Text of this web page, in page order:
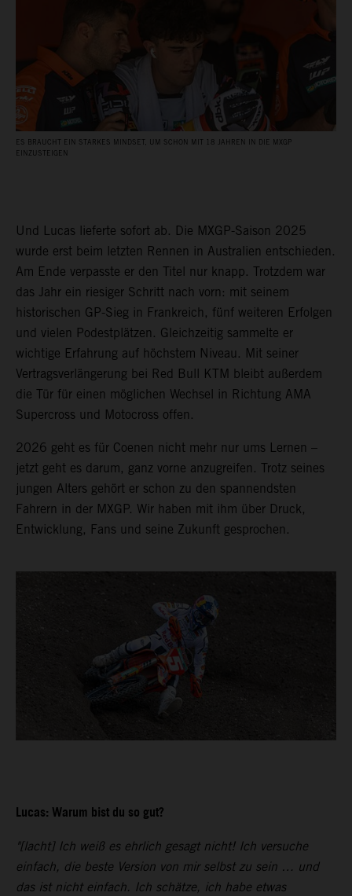
ES BRAUCHT EIN STARKES MINDSET, UM SCHON MIT 18 JAHREN IN DIE MXGP
EINZUSTEIGEN
Und Lucas lieferte sofort ab. Die MXGP-Saison 2025
wurde erst beim letzten Rennen in Australien entschieden.
Am Ende verpasste er den Titel nur knapp. Trotzdem war
das Jahr ein riesiger Schritt nach vorn: mit seinem
historischen GP-Sieg in Frankreich, fünf weiteren Erfolgen
und vielen Podestplätzen. Gleichzeitig sammelte er
wichtige Erfahrung auf höchstem Niveau. Mit seiner
Vertragsverlängerung bei Red Bull KTM bleibt außerdem
die Tür für einen möglichen Wechsel in Richtung AMA
Supercross und Motocross offen.
2026 geht es für Coenen nicht mehr nur ums Lernen –
jetzt geht es darum, ganz vorne anzugreifen. Trotz seines
jungen Alters gehört er schon zu den spannendsten
Fahrern in der MXGP. Wir haben mit ihm über Druck,
Entwicklung, Fans und seine Zukunft gesprochen.
Lucas: Warum bist du so gut?
"[lacht] Ich weiß es ehrlich gesagt nicht! Ich versuche
einfach, die beste Version von mir selbst zu sein … und
das ist nicht einfach. Ich schätze, ich habe etwas